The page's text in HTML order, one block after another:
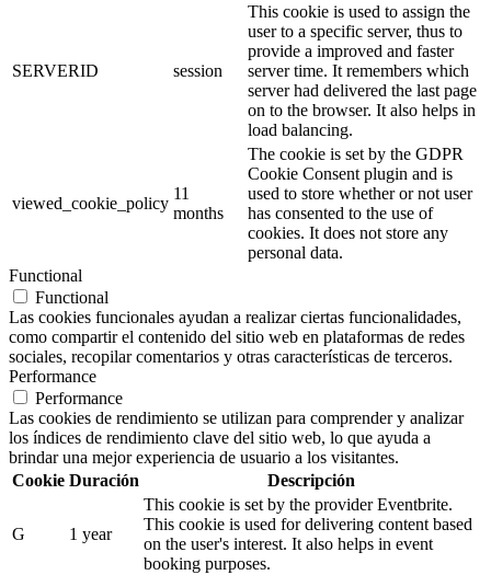
SERVERID session
This cookie is used to assign the
user to a specific server, thus to
provide a improved and faster
server time. It remembers which
server had delivered the last page
on to the browser. It also helps in
load balancing.
viewed_cookie_policy
11
months
The cookie is set by the GDPR
Cookie Consent plugin and is
used to store whether or not user
has consented to the use of
cookies. It does not store any
personal data.
Functional
Functional
Las cookies funcionales ayudan a realizar ciertas funcionalidades,
como compartir el contenido del sitio web en plataformas de redes
sociales, recopilar comentarios y otras características de terceros.
Performance
Performance
Las cookies de rendimiento se utilizan para comprender y analizar
los índices de rendimiento clave del sitio web, lo que ayuda a
brindar una mejor experiencia de usuario a los visitantes.
Cookie Duración Descripción
G 1 year
This cookie is set by the provider Eventbrite.
This cookie is used for delivering content based
on the user's interest. It also helps in event
booking purposes.